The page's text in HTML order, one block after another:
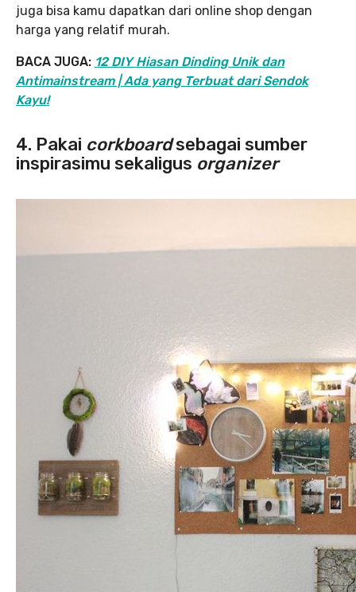
juga bisa kamu dapatkan dari online shop dengan
harga yang relatif murah.
BACA JUGA: 12 DIY Hiasan Dinding Unik dan
Antimainstream | Ada yang Terbuat dari Sendok
Kayu!
4. Pakai corkboardsebagai sumber
inspirasimu sekaligus organizer